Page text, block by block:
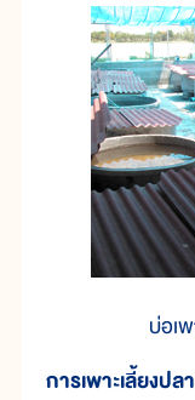
บ่อเ
การเพาะเลี้ยงปล